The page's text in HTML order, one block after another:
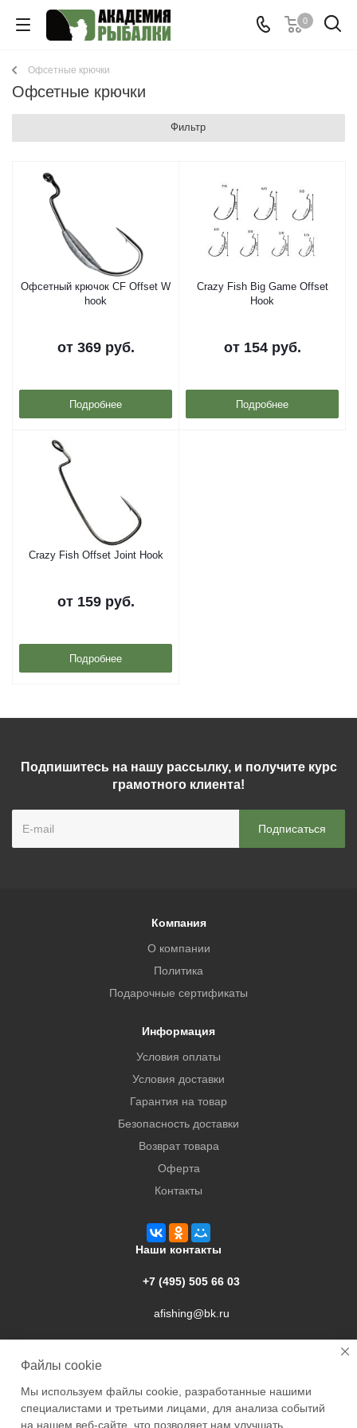
0
Офсетные крючки
Офсетные крючки
Фильтр
Офсетный крючок CF Offset W
hook
от 369 руб.
Подробнее
Crazy Fish Big Game Offset
Hook
от 154 руб.
Подробнее
Crazy Fish Offset Joint Hook
от 159 руб.
Подробнее
Подпишитесь на нашу рассылку, и получите курс
грамотного клиента!
Компания
О компании
Политика
Подарочные сертификаты
Информация
Условия оплаты
Условия доставки
Гарантия на товар
Безопасность доставки
Возврат товара
Оферта
Контакты
Наши контакты
+7 (495) 505 66 03
afishing@bk.ru
Файлы cookie
Мы используем файлы cookie, разработанные нашими
специалистами и третьими лицами, для анализа событий
на нашем веб-сайте, что позволяет нам улучшать